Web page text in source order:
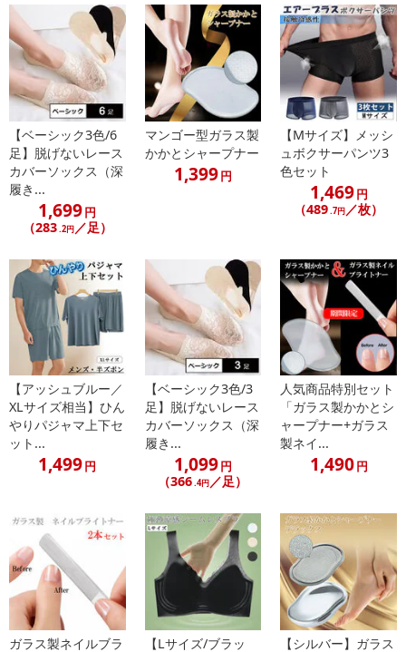
偏光レンズは、路面・水面・雪面・ガラス等に反射した光を取り除
く効果が あるので、より快適な視界を確保します。
*偏光レンズとは？
偏光レンズの基本機能は、乱反射をカットするというもの。
たとえば、太陽の光が強い日でも水面がよく見えるので、魚の場所
や動きがわかりやすかったり、路面の反射光もカットするのでドラ
イブも疲れにくくなります。
乱反射の光をカットすることによって、目の疲れも和らげます。
・原材料/材質/素材：[レンズ]プラスチック[クリップ]スチール、プ
・商品カラー：グリーン
・商品サイズ：（約）：［全体幅］130mm[レンズ］横58×縦38m
m[ブリッジ]1.5cm[クリップで挟める厚さ]9mmまで[重さ]9g
・その他商品仕様：
●専用収納ケース付
■注意事項
・お使いの眼鏡により鼻あての金属・ツーポイントのネジ等と干
渉する場合があります。干渉する場合は、メガネ店で眼鏡の鼻あて
を調整してもらって下さい。
・一部、特殊な形状の眼鏡にはお使いいただけない場合がござい
・クリップのアームを調整しますと破損の恐れがあります。ご注
意下さい。
・火のそばに近づけないでください。
・パッケージは配送時の保護用のものです。配送時の衝撃で外袋
や箱に破れが生じる場合がございますが、品質に問題がない限り、
返品や交換ができませんのでご了承ください。
【ベーシック3色/6
足】脱げないレース
カバーソックス（深
履き...
1,699円
（283.2円／足）
マンゴー型ガラス製
かかとシャープナー
1,399円
【Mサイズ】メッシ
ュボクサーパンツ3
色セット
1,469円
（489.7円 ／枚）
【アッシュブルー／
XLサイズ相当】ひん
やりパジャマ上下セ
ット...
1,499円
【ベーシック3色/3
足】脱げないレース
カバーソックス（深
履き...
1,099円
（366.4円／足）
人気商品特別セット
「ガラス製かかとシ
ャープナー+ガラス
製ネイ...
1,490円
ガラス製ネイルブラ
【Lサイズ/ブラッ
【シルバー】ガラス